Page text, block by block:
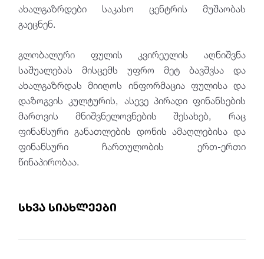
ახალგაზრდები საკასო ცენტრის მუშაობას
გაეცნენ.
გლობალური ფულის კვირეულის აღნიშვნა
საშუალებას მისცემს უფრო მეტ ბავშვსა და
ახალგაზრდას მიიღოს ინფორმაცია ფულისა და
დაზოგვის კულტურის, ასევე პირადი ფინანსების
მართვის მნიშვნელოვნების შესახებ, რაც
ფინანსური განათლების დონის ამაღლებისა და
ფინანსური ჩართულობის ერთ-ერთი
წინაპირობაა.
სხვა სიახლეები